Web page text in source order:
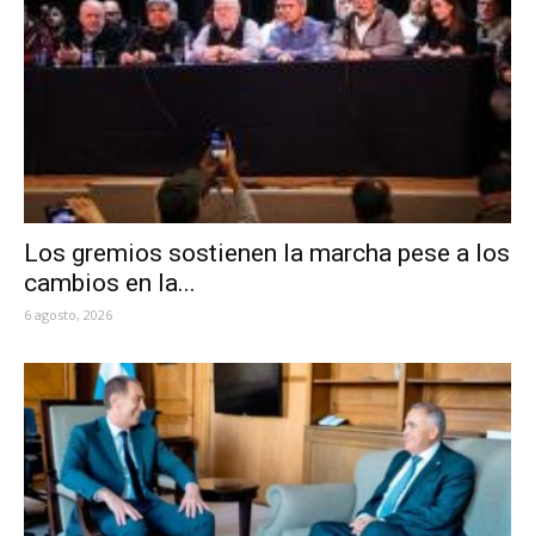
Los gremios sostienen la marcha pese a los
cambios en la...
6 agosto, 2026